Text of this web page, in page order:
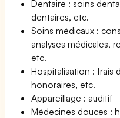
Dentaire : soins
dentaires, etc.
Soins médicaux :
analyses médicales,
etc.
Hospitalisation : frais
honoraires, etc.
Appareillage : auditif
Médecines douces :